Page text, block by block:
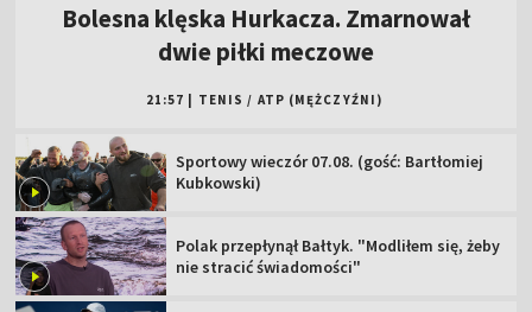
Bolesna klęska Hurkacza. Zmarnował
dwie piłki meczowe
21:57 | TENIS / ATP (MĘŻCZYŹNI)
Sportowy wieczór 07.08. (gość: Bartłomiej
Kubkowski)
Polak przepłynął Bałtyk. "Modliłem się, żeby
nie stracić świadomości"